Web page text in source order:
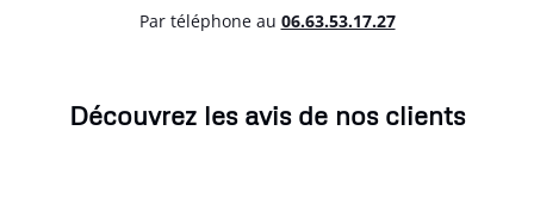
Par téléphone au 06.63.53.17.27
Découvrez les avis de nos clients